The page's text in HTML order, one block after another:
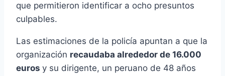
que permitieron identificar a ocho presuntos
culpables.
Las estimaciones de la policía apuntan a que la
organización recaudaba alrededor de 16.000
euros y su dirigente, un peruano de 48 años